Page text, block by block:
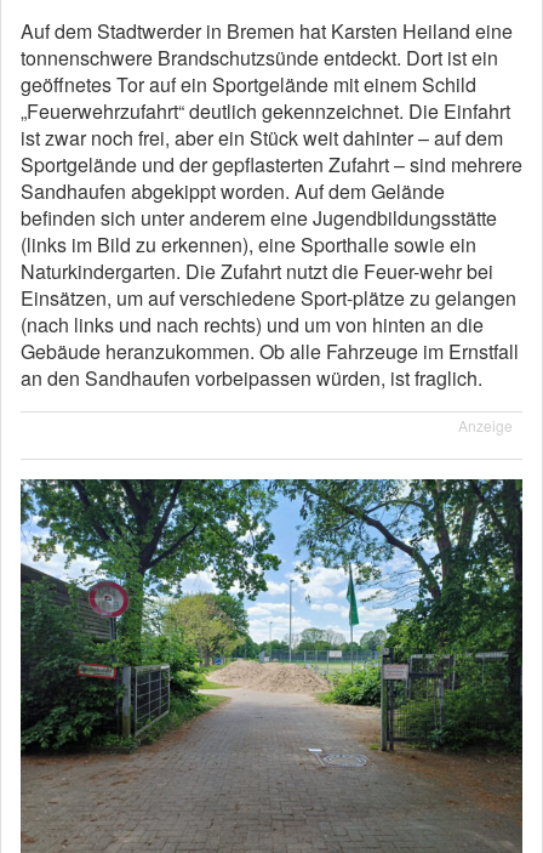
Auf dem Stadtwerder in Bremen hat Karsten Heiland eine
tonnenschwere Brandschutzsünde entdeckt. Dort ist ein
geöffnetes Tor auf ein Sportgelände mit einem Schild
„Feuerwehrzufahrt“ deutlich gekennzeichnet. Die Einfahrt
ist zwar noch frei, aber ein Stück weit dahinter – auf dem
Sportgelände und der gepflasterten Zufahrt – sind mehrere
Sandhaufen abgekippt worden. Auf dem Gelände
befinden sich unter anderem eine Jugendbildungsstätte
(links im Bild zu erkennen), eine Sporthalle sowie ein
Naturkindergarten. Die Zufahrt nutzt die Feuer-wehr bei
Einsätzen, um auf verschiedene Sport-plätze zu gelangen
(nach links und nach rechts) und um von hinten an die
Gebäude heranzukommen. Ob alle Fahrzeuge im Ernstfall
an den Sandhaufen vorbeipassen würden, ist fraglich.
Anzeige